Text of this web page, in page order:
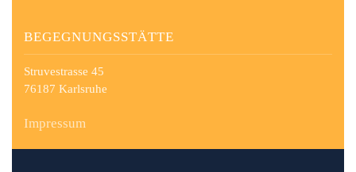
BEGEGNUNGSSTÄTTE
Struvestrasse 45
76187 Karlsruhe
Impressum